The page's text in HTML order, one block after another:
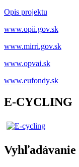
Opis projektu
www.opii.gov.sk
www.mirri.gov.sk
www.opvai.sk
www.eufondy.sk
E-CYCLING
Vyhľadávanie